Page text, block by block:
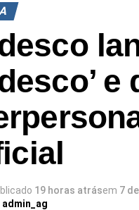
e
19 horas atrásem 7
admin_ag